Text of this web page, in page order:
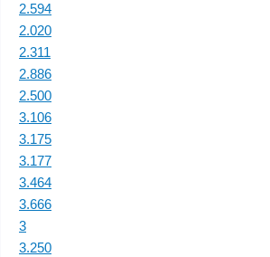
2.594
2.020
2.311
2.886
2.500
3.106
3.175
3.177
3.464
3.666
3
3.250